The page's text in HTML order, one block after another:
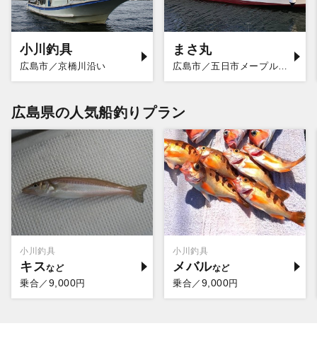
小川釣具
広島市／京橋川沿い
まさ丸
広島県の人気船釣りプラン
小川釣具
キス
乗合／ 9,000円
小川釣具
メバル
乗合／ 9,000円